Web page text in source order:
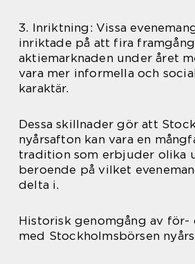
3. Inriktning: Vissa
inriktade på att fira
aktiemarknaden under året
vara mer informella och
karaktär.
Dessa skillnader gör att
nyårsafton kan vara en
tradition som erbjuder olika
beroende på vilket
delta i.
Historisk genomgång av för-
med Stockholmsbörsen